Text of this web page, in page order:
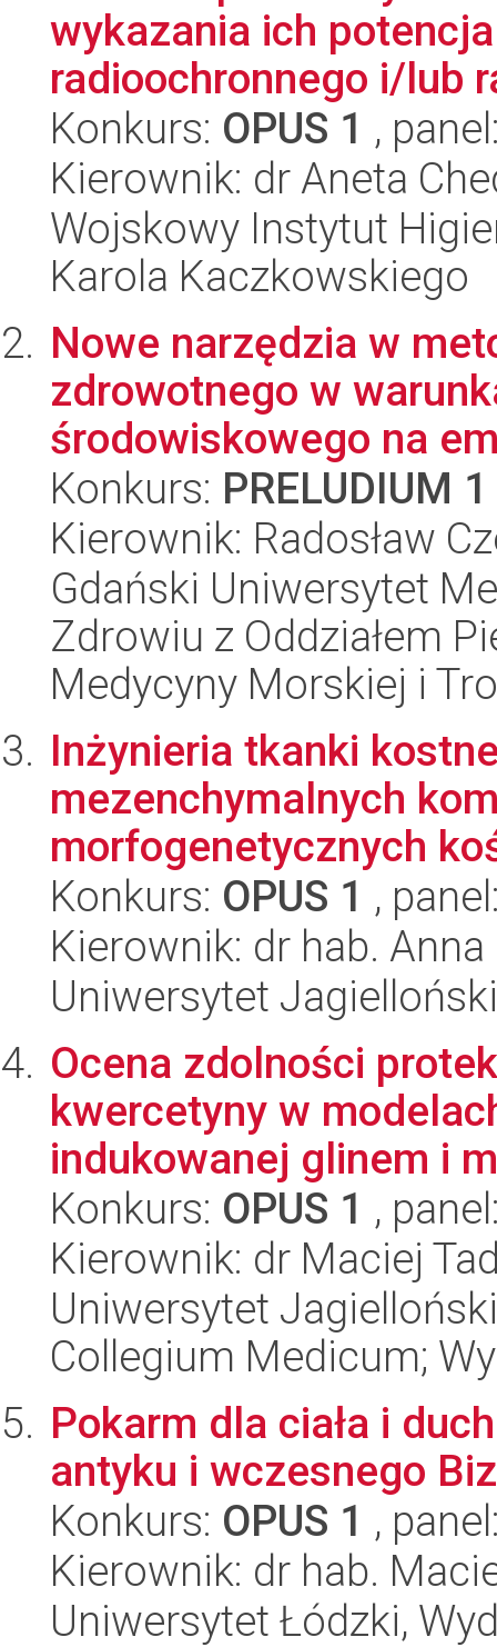
wykazania ich
radioochronnego i/lub
Konkurs: OPUS 1 ,
Kierownik: dr Aneta
Wojskowy Instytut
Karola Kaczkowskiego
Nowe narzędzia w
zdrowotnego w
środowiskowego na
Konkurs: PRELUDIUM 1
Kierownik: Radosław
Gdański Uniwersytet
Zdrowiu z Oddziałem
Medycyny Morskiej i
Inżynieria tkanki
mezenchymalnych
morfogenetycznych
Konkurs: OPUS 1 ,
Kierownik: dr hab.
Uniwersytet Jagielloński
Ocena zdolności
kwercetyny w
indukowanej glinem i
Konkurs: OPUS 1 ,
Kierownik: dr Maciej
Uniwersytet
Collegium Medicum;
Pokarm dla ciała i
antyku i wczesnego
Konkurs: OPUS 1 ,
Kierownik: dr hab.
Uniwersytet Łódzki,